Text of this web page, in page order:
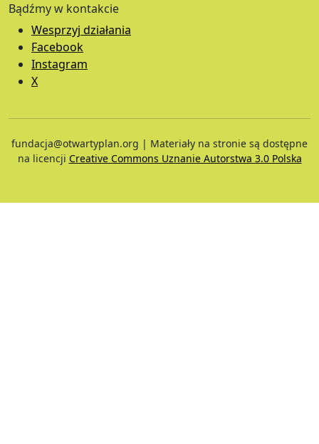
Bądźmy w kontakcie
Wesprzyj działania
Facebook
Instagram
X
fundacja@otwartyplan.org | Materiały na stronie są dostępne
na licencji Creative Commons Uznanie Autorstwa 3.0 Polska